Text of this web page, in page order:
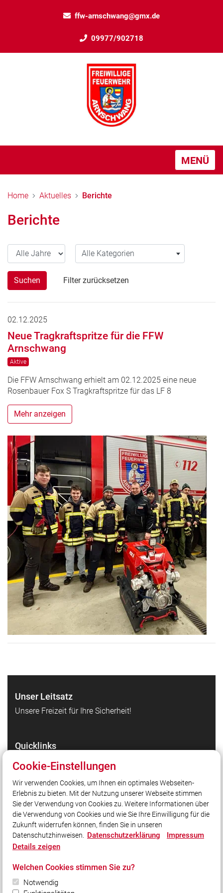
ffw-arnschwang@gmx.de
09977/902718
MENÜ
Home Aktuelles Berichte
Berichte
Alle Jahre Alle Kategorien
Alle Kategorien
Suchen Filter zurücksetzen
02.12.2025
Neue Tragkraftspritze für die FFW
Arnschwang
Aktive
Die FFW Arnschwang erhielt am 02.12.2025 eine neue
Rosenbauer Fox S Tragkraftspritze für das LF 8
Mehr anzeigen
Unser Leitsatz
Unsere Freizeit für Ihre Sicherheit!
Quicklinks
Feuerwehr Arnschwang
Inspektionsbereich 6 / Furth im Wald - Hohenbogen-
Winkel
Kreisfeuerwehrverband Cham
Social Media
Bleiben Sie mit uns in Kontakt und vernetzen Sie sich
mit uns!
Cookie-Einstellungen
Wir verwenden Cookies, um Ihnen ein optimales Webseiten-
Erlebnis zu bieten. Mit der Nutzung unserer Webseite stimmen
Sie der Verwendung von Cookies zu. Weitere Informationen über
die Verwendung von Cookies und wie Sie Ihre Einwilligung für die
Zukunft widerrufen können, finden Sie in unseren
Datenschutzhinweisen. Datenschutzerklärung
Impressum
Details zeigen
Welchen Cookies stimmen Sie zu?
Notwendig